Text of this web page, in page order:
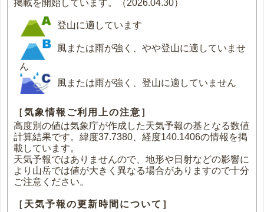
掲載を開始しています。（2026.04.30）
登山に適しています
風または雨が強く、やや登山に適していませ
ん
風または雨が強く、登山に適していません
［気象情報ご利用上の注意］
高度別の値は気象庁が作成した天気予報の基となる数値
計算結果です。緯度37.7380、経度140.1406の情報を掲
載しています。
天気予報ではありませんので、地形や日射などの影響に
より山岳では値が大きく異なる場合がありますので十分
ご注意ください。
［天気予報の更新時間について］